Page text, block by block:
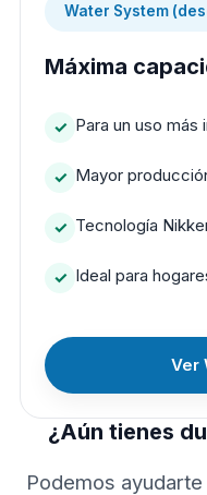
Water System
Máxima
Para un uso más
Mayor
Tecnología
Ideal para
Ver
¿Aún tienes
Podemos